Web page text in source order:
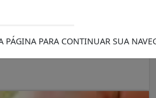
PÁGINA PARA CONTINUAR SUA